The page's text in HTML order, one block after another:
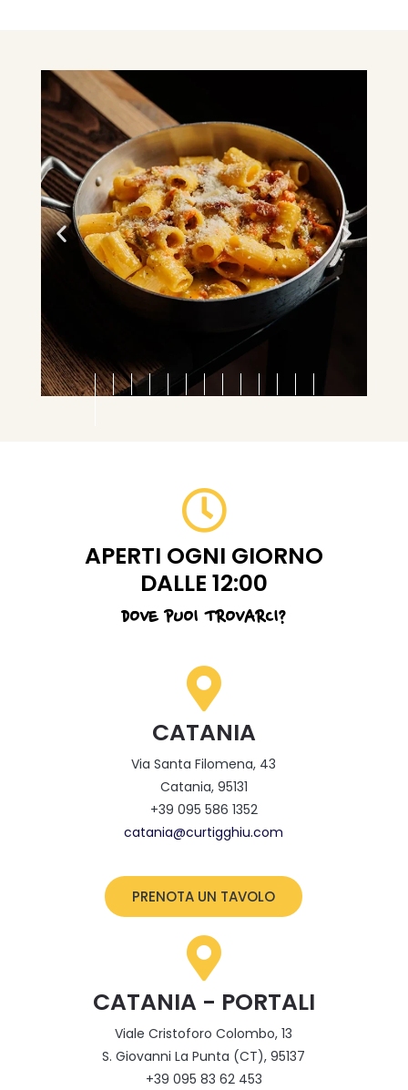
APERTI OGNI GIORNO
DALLE 12:00
DOVE PUOI TROVARCI?
CATANIA
Via Santa Filomena, 43
Catania, 95131
+39 095 586 1352
catania@curtigghiu.com
PRENOTA UN TAVOLO
CATANIA - PORTALI
Viale Cristoforo Colombo, 13
S. Giovanni La Punta (CT), 95137
+39 095 83 62 453